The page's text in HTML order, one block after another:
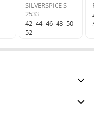
SILVERSPICE S-
2533
42 44 46 48 50
52